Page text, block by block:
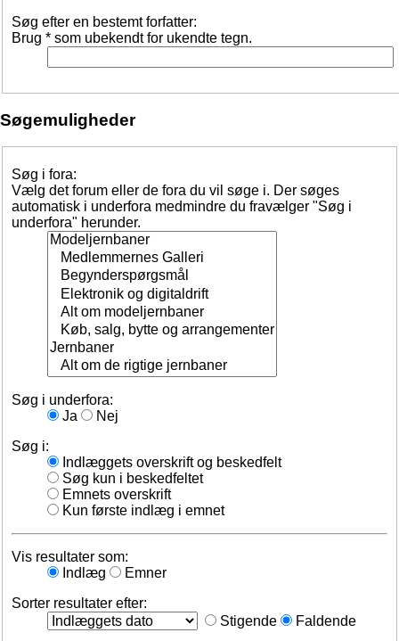
Søg efter en bestemt forfatter:
Brug * som ubekendt for ukendte tegn.
Søgemuligheder
Søg i fora:
Vælg det forum eller de fora du vil søge i. Der søges
automatisk i underfora medmindre du fravælger "Søg i
underfora" herunder.
Søg i underfora:
Ja
Nej
Søg i:
Indlæggets overskrift og beskedfelt
Søg kun i beskedfeltet
Emnets overskrift
Kun første indlæg i emnet
Vis resultater som:
Indlæg
Emner
Sorter resultater efter:
Stigende
Faldende